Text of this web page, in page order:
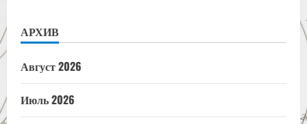
АРХИВ
Август 2026
Июль 2026